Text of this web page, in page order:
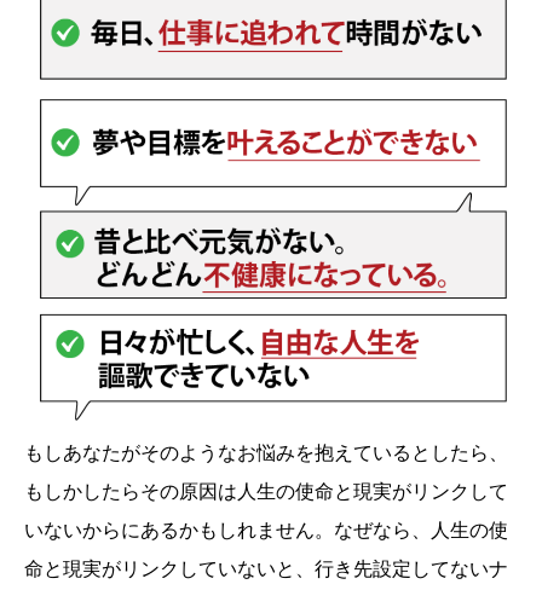
もしあなたがそのようなお悩みを抱えているとしたら、
もしかしたらその原因は人生の使命と現実がリンクして
いないからにあるかもしれません。なぜなら、人生の使
命と現実がリンクしていないと、行き先設定してないナ